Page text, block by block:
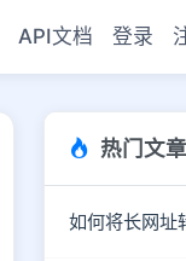
API文档 登录
热门文章
如何将长网址